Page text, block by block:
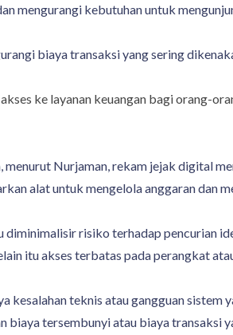
mengurangi kebutuhan untuk
biaya transaksi yang sering
ke layanan keuangan bagi orang-
menurut Nurjaman, rekam jejak digital
alat untuk mengelola anggaran dan
diminimalisir risiko terhadap pencurian
itu akses terbatas pada perangkat
kesalahan teknis atau gangguan
biaya tersembunyi atau biaya